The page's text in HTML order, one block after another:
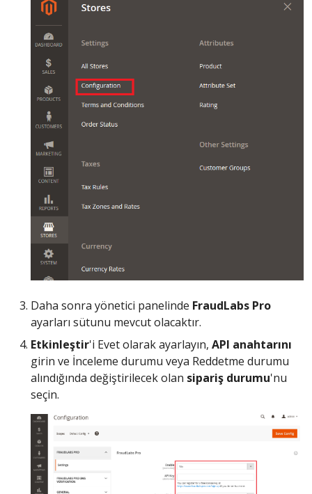
Daha sonra yönetici panelinde FraudLabs Pro
ayarları sütunu mevcut olacaktır.
Etkinleştir'i Evet olarak ayarlayın, API anahtarını
girin ve İnceleme durumu veya Reddetme durumu
alındığında değiştirilecek olan sipariş durumu'nu
seçin.